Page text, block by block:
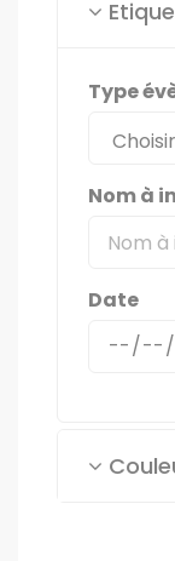
Type
Nom à
Date